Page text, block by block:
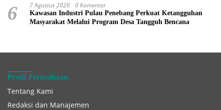
6 7 Agustus 2026 0 Komentar
Kawasan Industri Pulau Penebang Perkuat Ketangguhan
Masyarakat Melalui Program Desa Tangguh Bencana
Profil Perusahaan
Tentang Kami
Redaksi dan Manajemen